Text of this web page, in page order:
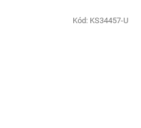
Kód: KS34457-U